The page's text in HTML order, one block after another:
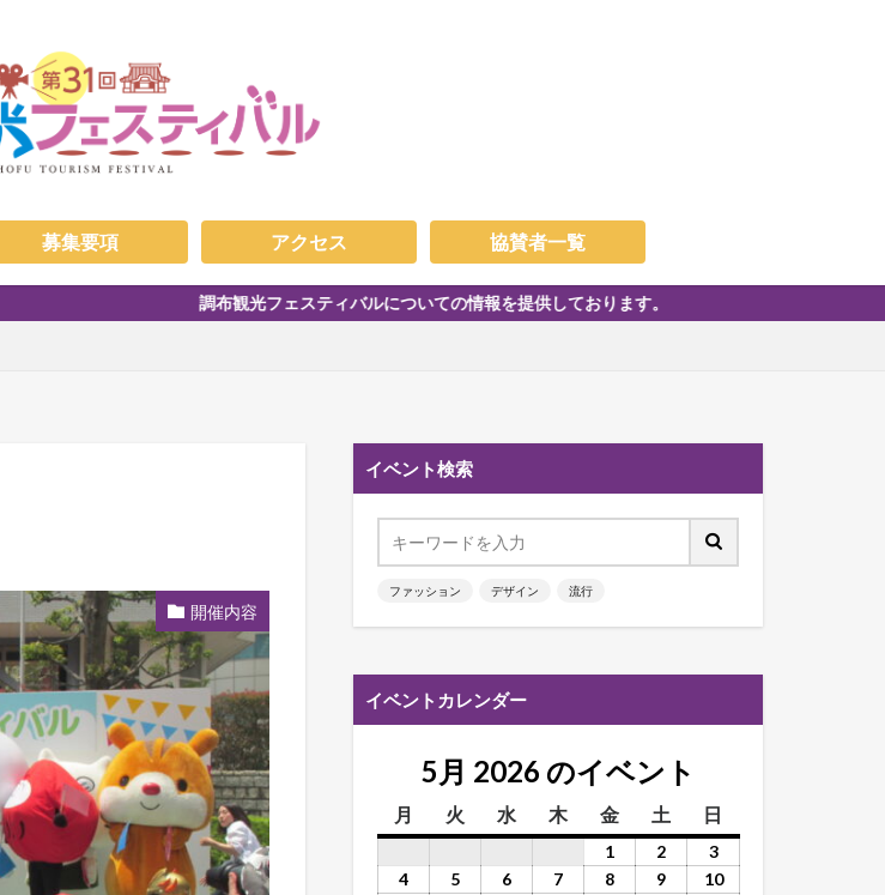
募集要項 アクセス 協賛者一覧
調布観光フェスティバルについての情報を提供しております。
開催内容
イベント検索
ファッション デザイン 流行
イベントカレンダー
5月 2026 のイベント
月 火 水 木 金 土 日
1 2
3
4
5 6 7 8 9
10